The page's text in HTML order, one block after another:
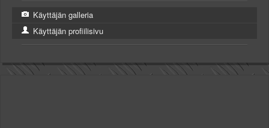
Käyttäjän galleria
Käyttäjän profiilisivu